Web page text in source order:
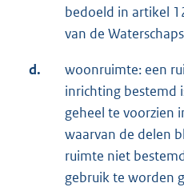
bedoeld in artikel
van de
d.
woonruimte: een
inrichting bestemd
geheel te voorzien
waarvan de delen
ruimte niet
gebruik te worden